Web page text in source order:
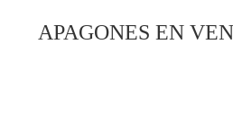
APAGONES EN